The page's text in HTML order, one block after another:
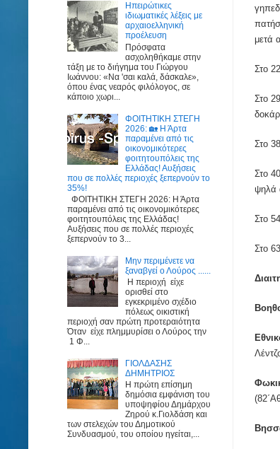
μετά
Στο
Στο
Στο
Στο
ψηλά
Στο
Στο
Ηπειρώτικες
ιδιωματικές λέξεις με
αρχαιοελληνική
προέλευση
Πρόσφατα
ασχοληθήκαμε στην
τάξη με το διήγημα του Γιώργου
Ιωάννου: «Να 'σαι καλά, δάσκαλε»,
όπου ένας νεαρός φιλόλογος, σε
κάποιο χωρι...
ΦΟΙΤΗΤΙΚΗ ΣΤΕΓΗ
2026: 🏡 Η Άρτα
παραμένει από τις
οικονομικότερες
φοιτητουπόλεις της
Ελλάδας! Αυξήσεις
που σε πολλές περιοχές ξεπερνούν το
35%!
ΦΟΙΤΗΤΙΚΗ ΣΤΕΓΗ 2026: Η Άρτα
παραμένει από τις οικονομικότερες
φοιτητουπόλεις της Ελλάδας!
Αυξήσεις που σε πολλές περιοχές
ξεπερνούν το 3...
Μην περιμένετε να
ξαναβγεί ο Λούρος ......
Η περιοχή είχε
ορισθεί στο
εγκεκριμένο σχέδιο
πόλεως οικιστική
περιοχή σαν πρώτη προτεραιότητα
Όταν είχε πλημμυρίσει ο Λούρος την
1 Φ...
ΓΙΟΛΔΑΣΗΣ
ΔΗΜΗΤΡΙΟΣ
Η πρώτη επίσημη
δημόσια εμφάνιση του
υποψηφίου Δημάρχου
Ζηρού κ.Γιολδάση και
των στελεχών του Δημοτικού
Συνδυασμού, του οποίου ηγείται,...